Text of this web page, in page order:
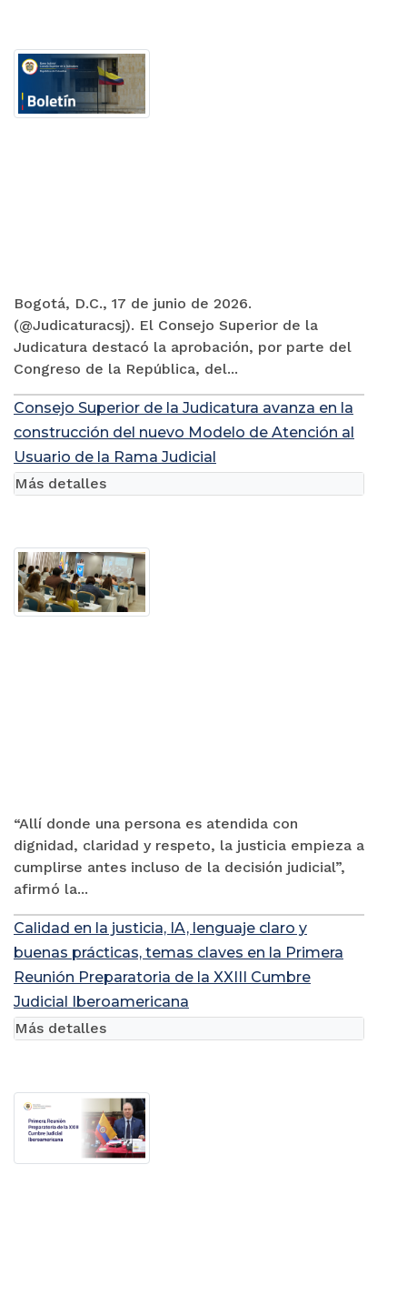
Bogotá, D.C., 17 de junio de 2026.
(@Judicaturacsj). El Consejo Superior de la
Judicatura destacó la aprobación, por parte del
Congreso de la República, del...
Consejo Superior de la Judicatura avanza en la
construcción del nuevo Modelo de Atención al
Usuario de la Rama Judicial
“Allí donde una persona es atendida con
dignidad, claridad y respeto, la justicia empieza a
cumplirse antes incluso de la decisión judicial”,
afirmó la...
Más detalles
Calidad en la justicia, IA, lenguaje claro y
buenas prácticas, temas claves en la Primera
Reunión Preparatoria de la XXIII Cumbre
Judicial Iberoamericana
Más detalles